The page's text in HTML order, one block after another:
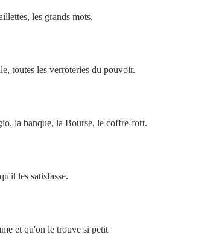
les grands mots,
toutes les verroteries du pouvoir.
la banque, la Bourse, le coffre-fort.
les satisfasse.
et qu'on le trouve si petit